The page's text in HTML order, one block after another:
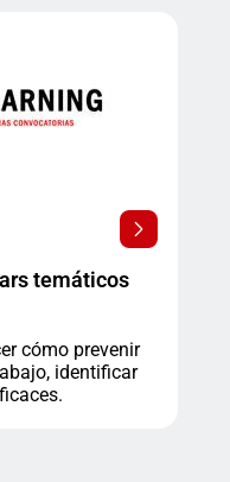
temáticos
cómo prevenir
identificar